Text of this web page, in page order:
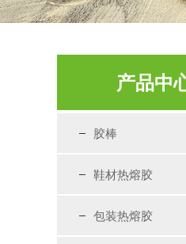
产品中
胶棒
鞋材热熔胶
包装热熔胶